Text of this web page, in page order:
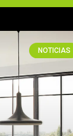
NOTICIAS